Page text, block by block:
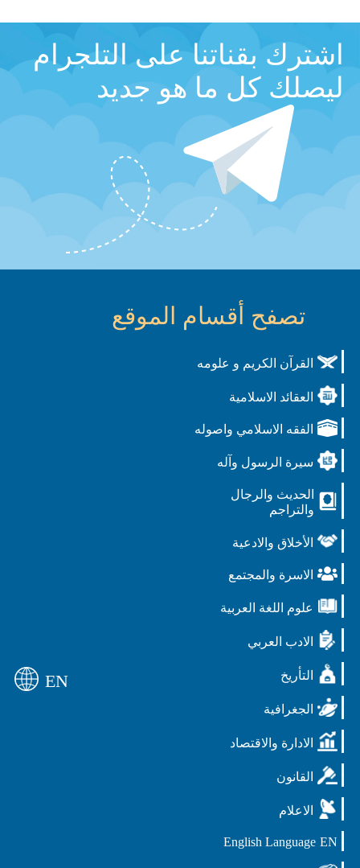
اشترك بقناتنا على التلجرام
ليصلك كل ما هو جديد
تصفح أقسام الموقع
القرآن الكريم و علومه
العقائد الاسلامية
الفقه الاسلامي واصوله
سيرة الرسول وآله
الحديث والرجال
والتراجم
الأخلاق والادعية
الاسرة والمجتمع
علوم اللغة العربية
الادب العربي
التأريخ
الجغرافية
الادارة والاقتصاد
القانون
الاعلام
EN
English Language
EN